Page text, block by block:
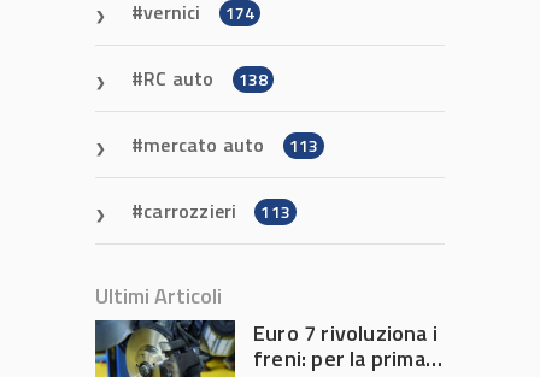
vernici 174
RC auto 138
mercato auto 113
carrozzieri 113
Ultimi Articoli
Euro 7 rivoluziona i
freni: per la prima